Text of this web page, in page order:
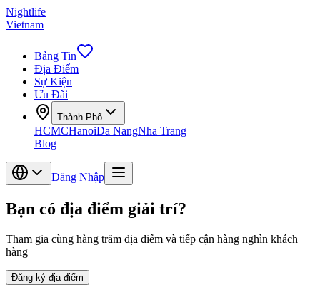
Nightlife
Vietnam
Bảng Tin
Địa Điểm
Sự Kiện
Ưu Đãi
Thành Phố
HCMCHanoiDa NangNha Trang
Blog
Đăng Nhập
Bạn có địa điểm giải trí?
Tham gia cùng hàng trăm địa điểm và tiếp cận hàng nghìn khách
hàng
Đăng ký địa điểm